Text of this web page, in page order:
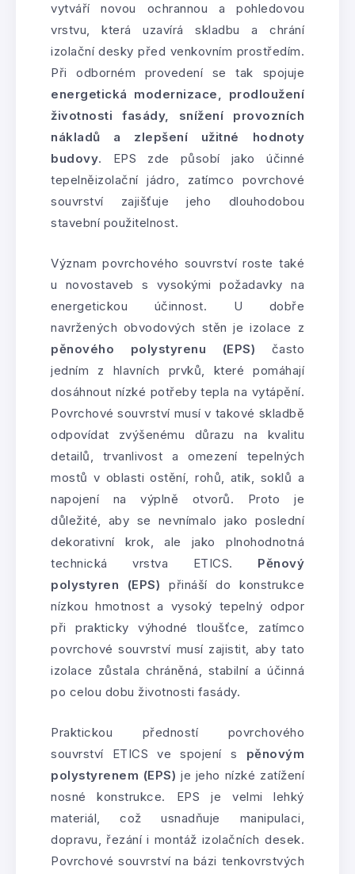
vytváří novou ochrannou a pohledovou
vrstvu, která uzavírá skladbu a chrání
izolační desky před venkovním prostředím.
Při odborném provedení se tak spojuje
energetická modernizace, prodloužení
životnosti fasády, snížení provozních
nákladů a zlepšení užitné hodnoty
budovy. EPS zde působí jako účinné
tepelněizolační jádro, zatímco povrchové
souvrství zajišťuje jeho dlouhodobou
stavební použitelnost.
Význam povrchového souvrství roste také
u novostaveb s vysokými požadavky na
energetickou účinnost. U dobře
navržených obvodových stěn je izolace z
pěnového polystyrenu (EPS) často
jedním z hlavních prvků, které pomáhají
dosáhnout nízké potřeby tepla na vytápění.
Povrchové souvrství musí v takové skladbě
odpovídat zvýšenému důrazu na kvalitu
detailů, trvanlivost a omezení tepelných
mostů v oblasti ostění, rohů, atik, soklů a
napojení na výplně otvorů. Proto je
důležité, aby se nevnímalo jako poslední
dekorativní krok, ale jako plnohodnotná
technická vrstva ETICS. Pěnový
polystyren (EPS) přináší do konstrukce
nízkou hmotnost a vysoký tepelný odpor
při prakticky výhodné tloušťce, zatímco
povrchové souvrství musí zajistit, aby tato
izolace zůstala chráněná, stabilní a účinná
po celou dobu životnosti fasády.
Praktickou předností povrchového
souvrství ETICS ve spojení s pěnovým
polystyrenem (EPS) je jeho nízké zatížení
nosné konstrukce. EPS je velmi lehký
materiál, což usnadňuje manipulaci,
dopravu, řezání i montáž izolačních desek.
Povrchové souvrství na bázi tenkovrstvých